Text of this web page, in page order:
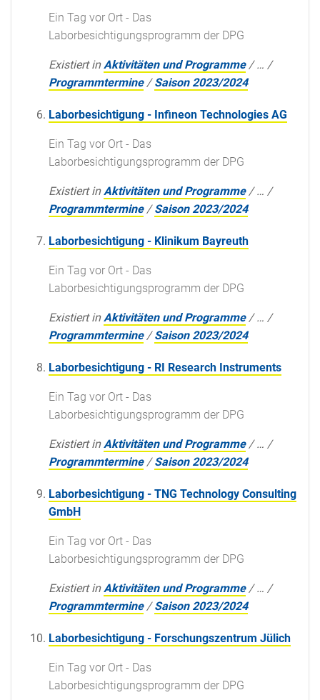
Ein Tag vor Ort - Das
Laborbesichtigungsprogramm der DPG
Existiert in Aktivitäten und Programme /… /
Programmtermine /Saison 2023/2024
Laborbesichtigung - Infineon Technologies AG
Ein Tag vor Ort - Das
Laborbesichtigungsprogramm der DPG
Existiert in Aktivitäten und Programme /… /
Programmtermine /Saison 2023/2024
Laborbesichtigung - Klinikum Bayreuth
Ein Tag vor Ort - Das
Laborbesichtigungsprogramm der DPG
Existiert in Aktivitäten und Programme /… /
Programmtermine /Saison 2023/2024
Laborbesichtigung - RI Research Instruments
Ein Tag vor Ort - Das
Laborbesichtigungsprogramm der DPG
Existiert in Aktivitäten und Programme /… /
Programmtermine /Saison 2023/2024
Laborbesichtigung - TNG Technology Consulting
GmbH
Ein Tag vor Ort - Das
Laborbesichtigungsprogramm der DPG
Existiert in Aktivitäten und Programme /… /
Programmtermine /Saison 2023/2024
Laborbesichtigung - Forschungszentrum Jülich
Ein Tag vor Ort - Das
Laborbesichtigungsprogramm der DPG